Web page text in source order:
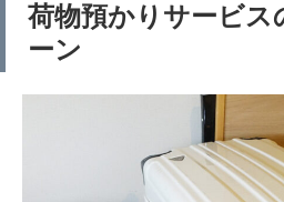
荷物預かりサービス
ーン